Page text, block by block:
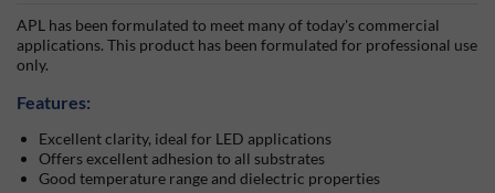
APL has been formulated to meet many of today's commercial
applications. This product has been formulated for professional use
only.
Features:
Excellent clarity, ideal for LED applications
Offers excellent adhesion to all substrates
Good temperature range and dielectric properties